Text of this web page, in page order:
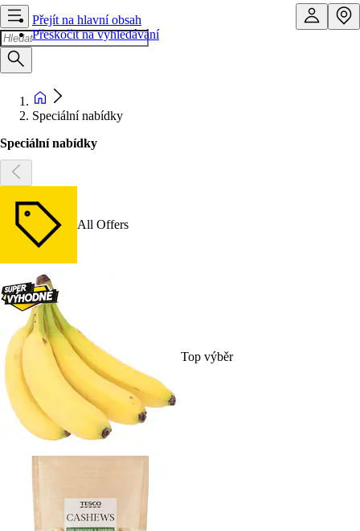
Přejít na hlavní obsah
Přeskočit na vyhledávání
Speciální nabídky
Speciální nabídky
All Offers
Top výběr